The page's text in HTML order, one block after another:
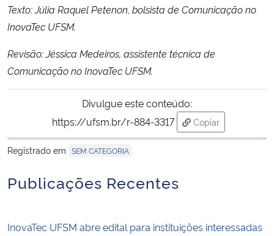
Texto: Júlia Raquel Petenon, bolsista de Comunicação no
InovaTec UFSM.
Revisão: Jéssica Medeiros, assistente técnica de
Comunicação no InovaTec UFSM.
Divulgue este conteúdo:
https://ufsm.br/r-884-3317
Copiar
para área de
Registrado em SEM CATEGORIA
Publicações Recentes
InovaTec UFSM abre edital para instituições interessadas